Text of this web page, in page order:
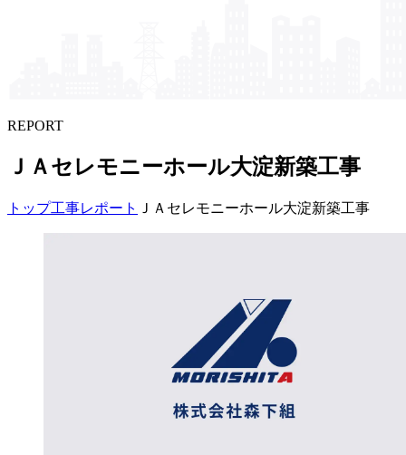
REPORT
ＪＡセレモニーホール大淀新築工事
トップ工事レポート ＪＡセレモニーホール大淀新築工事